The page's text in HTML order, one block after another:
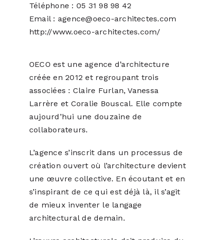
Téléphone : 05 31 98 98 42
Email : agence@oeco-architectes.com
http://www.oeco-architectes.com/
OECO est une agence d’architecture
créée en 2012 et regroupant trois
associées : Claire Furlan, Vanessa
Larrère et Coralie Bouscal. Elle compte
aujourd’hui une douzaine de
collaborateurs.
L’agence s’inscrit dans un processus de
création ouvert où l’architecture devient
une œuvre collective. En écoutant et en
s’inspirant de ce qui est déjà là, il s’agit
de mieux inventer le langage
architectural de demain.